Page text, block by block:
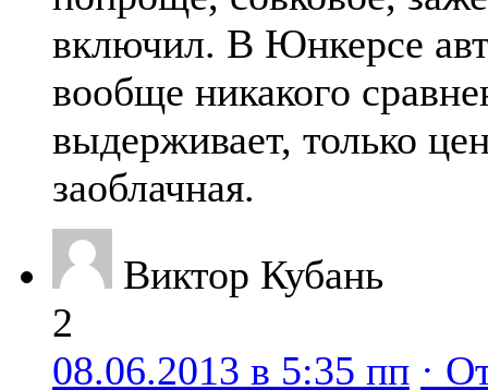
включил. В Юнкерсе
вообще никакого
выдерживает, только
заоблачная.
Виктор Кубань
2
08.06.2013 в 5:35 пп ·